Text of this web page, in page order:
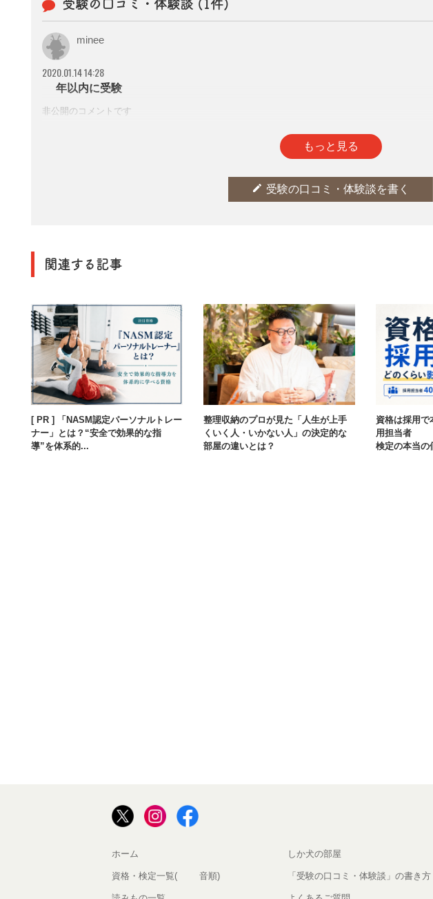
受験の口コミ・体験談 (1件)
minee
2020.01.14 14:28
1年以内に受験
非公開のコメントです
もっと見る
edit 受験の口コミ・体験談を書く
関連する記事
[ PR ] 「NASM認定パーソナルトレー
ナー」とは？“安全で効果的な指
導”を体系的...
整理収納のプロが見た「人生が上手
くいく人・いかない人」の決定的な
部屋の違いとは？
資格は採用で
用担当者
検定の本当の
ホーム
資格・検定一覧(50音順)
しか犬の部屋
「受験の口コミ・体験談」の書き方